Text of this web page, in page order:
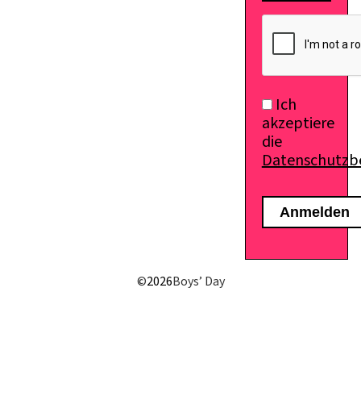
Ich
akzeptiere
die
©2026Boys’ Day